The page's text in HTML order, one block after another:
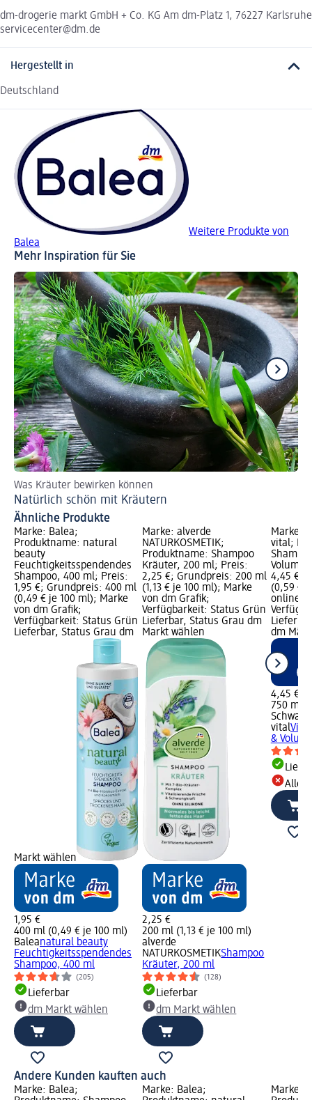
dm-drogerie markt GmbH + Co. KG Am dm-Platz 1, 76227 Karlsruhe
servicecenter@dm.de
Hergestellt in
Deutschland
Weitere Produkte von
Balea
Mehr Inspiration für Sie
Was Kräuter bewirken können
Natürlich schön mit Kräutern
Ähnliche Produkte
Marke: Balea;
Produktname: natural
beauty
Feuchtigkeitsspendendes
Shampoo, 400 ml; Preis:
1,95 €; Grundpreis: 400 ml
(0,49 € je 100 ml); Marke
von dm Grafik;
Verfügbarkeit: Status Grün
Lieferbar, Status Grau dm
Markt wählen
1,95 €
400 ml (0,49 € je 100 ml)
Baleanatural beauty
Feuchtigkeitsspendendes
Shampoo, 400 ml
(205)
Lieferbar
dm Markt wählen
Marke: alverde
NATURKOSMETIK;
Produktname: Shampoo
Kräuter, 200 ml; Preis:
2,25 €; Grundpreis: 200 ml
(1,13 € je 100 ml); Marke
von dm Grafik;
Verfügbarkeit: Status Grün
Lieferbar, Status Grau dm
Markt wählen
2,25 €
200 ml (1,13 € je 100 ml)
alverde
NATURKOSMETIKShampoo
Kräuter, 200 ml
(128)
Lieferbar
dm Markt wählen
Marke:
vital;
4,45 €;
(0,59 €
online
dm
4,45 €
750 ml
vital
&
Alle
Andere Kunden kauften auch
Marke: Balea;
Marke: Balea;
Marke: